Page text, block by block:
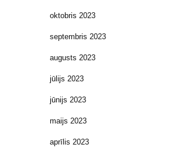
oktobris 2023
septembris 2023
augusts 2023
jūlijs 2023
jūnijs 2023
maijs 2023
aprīlis 2023